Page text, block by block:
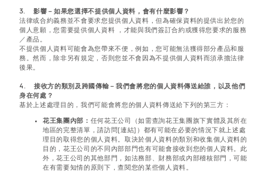
3. 影響－如果您選擇不提供個人資料，會有什麼影響？
法律或合約義務並不會要求您提供個人資料，但為確保資料的提供出於您的
個人意願，您需要提供個人資料 ，才能與我們簽訂合約或獲得您要求的服務
／產品。
不提供個人資料可能會為您帶來不便，例如，您可能無法獲得部分產品和服
務。然而，除非另有規定，否則您並不會因為不提供個人資料而須承擔法律
後果。
4. 接收方的類別及跨國傳輸－我們會將您的個人資料傳送給誰，以及他們
身在何處？
基於上述處理目的，我們可能會將您的個人資料傳送給下列的第三方：
花王集團內部： 任何花王公司（如需查詢花王集團旗下實體及其所在
地區的完整清單，請訪問[連結]）都有可能在必要的情況下就上述處
理目的取得您的個人資料。取決於個人資料的類別和收集個人資料的
目的，花王公司的不同內部部門也有可能會接收到您的個人資料。此
外，花王公司的其他部門，如法務部、財務部或內部稽核部門，可能
在有需要知情的原則下，查閱您的某些個人資料。